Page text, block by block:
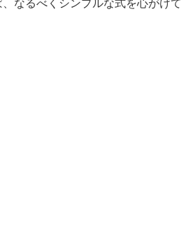
なるべくシンプルな式を心がけて